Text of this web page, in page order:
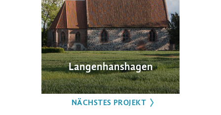
Langenhanshagen
NÄCHSTES PROJEKT